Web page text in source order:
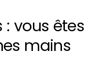
vous êtes
mains